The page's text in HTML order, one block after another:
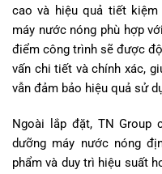
cao và hiệu quả tiết
máy nước nóng phù hợp
điểm công trình sẽ được
vấn chi tiết và chính xác,
vẫn đảm bảo hiệu quả sử
Ngoài lắp đặt, TN Group
dưỡng máy nước nóng
phẩm và duy trì hiệu suất